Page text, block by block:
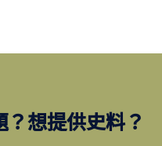
想提供史料？